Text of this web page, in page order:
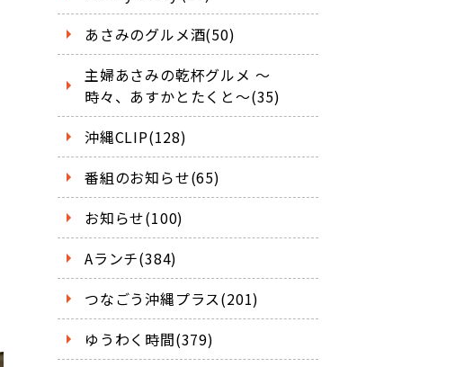
あさみのグルメ酒(50)
主婦あさみの乾杯グルメ ～
時々、あすかとたくと～(35)
沖縄CLIP(128)
番組のお知らせ(65)
お知らせ(100)
Aランチ(384)
つなごう沖縄プラス(201)
ゆうわく時間(379)